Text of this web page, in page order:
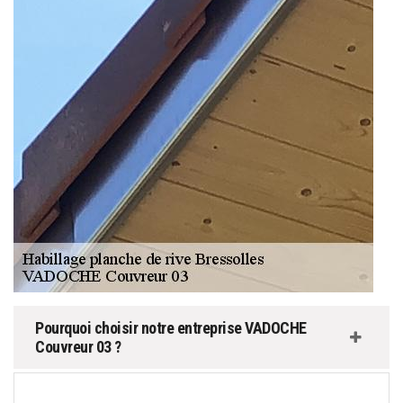
Pourquoi choisir notre entreprise VADOCHE
Couvreur 03 ?